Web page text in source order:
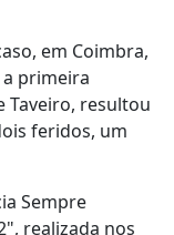
em Coimbra,
primeira
Taveiro, resultou
feridos, um
Sempre
realizada nos